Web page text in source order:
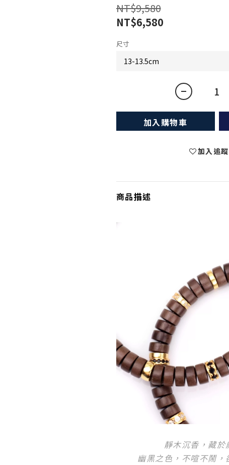
NT$9,580
NT$6,580
尺寸
加入購物車
加入追
商品描述
靜木沉香，藏於
幽黑之色，不喧不鬧，